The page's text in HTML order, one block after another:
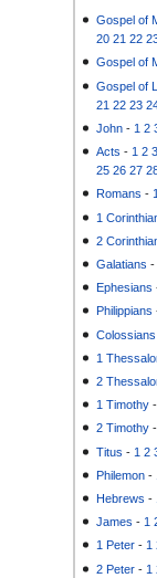
Gospel of
20 21 22
Gospel of
Gospel of
21 22 23
John - 1 2
Acts - 1 2
25 26 27
Romans -
1
2
Galatians
Ephesians
Philippians
Colossians
1
2
1 Timothy
2 Timothy
Titus - 1 2
Philemon -
Hebrews -
James - 1
1 Peter - 1
2 Peter - 1